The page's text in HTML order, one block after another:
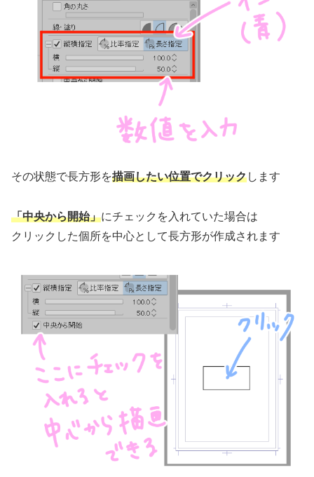
その状態で長方形を描画したい位置でクリックします
「中央から開始」にチェックを入れていた場合は
クリックした個所を中心として長方形が作成されます